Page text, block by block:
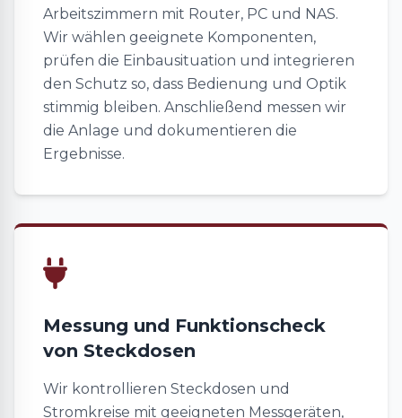
Arbeitszimmern mit Router, PC und NAS.
Wir wählen geeignete Komponenten,
prüfen die Einbausituation und integrieren
den Schutz so, dass Bedienung und Optik
stimmig bleiben. Anschließend messen wir
die Anlage und dokumentieren die
Ergebnisse.
Messung und Funktionscheck
von Steckdosen
Wir kontrollieren Steckdosen und
Stromkreise mit geeigneten Messgeräten,